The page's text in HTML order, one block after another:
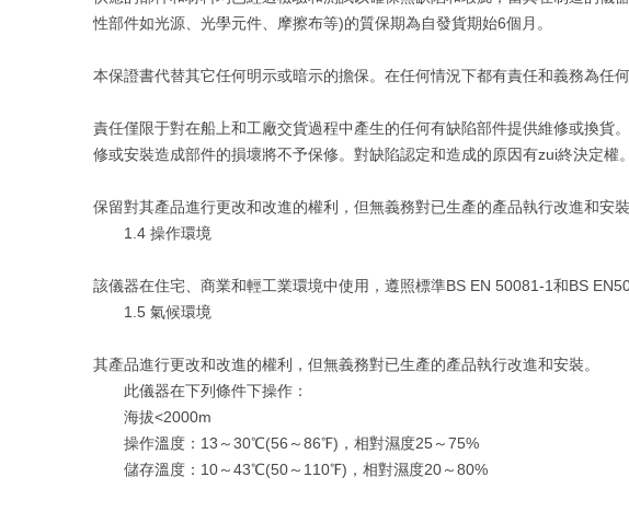
性部件如光源、光學元件、摩擦布等)的質保期為自發貨期始6個月。
本保證書代替其它任何明示或暗示的擔保。在任何情況下都有責任和義務為任
責任僅限于對在船上和工廠交貨過程中產生的任何有缺陷部件提供維修或換貨
修或安裝造成部件的損壞將不予保修。對缺陷認定和造成的原因有zui終決定權
保留對其產品進行更改和改進的權利，但無義務對已生產的產品執行改進和安
1.4 操作環境
該儀器在住宅、商業和輕工業環境中使用，遵照標準BS EN 50081-1和BS
1.5 氣候環境
其產品進行更改和改進的權利，但無義務對已生產的產品執行改進和安裝。
此儀器在下列條件下操作：
海拔<2000m
操作溫度：13～30℃(56～86℉)，相對濕度25～75%
儲存溫度：10～43℃(50～110℉)，相對濕度20～80%